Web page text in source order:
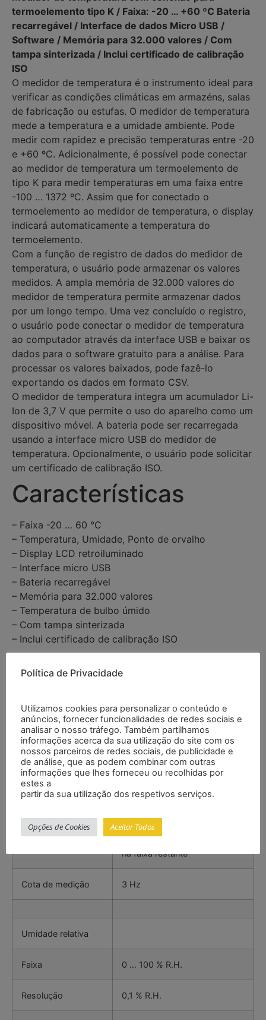
termoelemento tipo K / Faixa: -20 … +60 ºC Bateria
recarregável / Interface de dados Micro USB /
Software / Memória para 32.000 valores / Com
tampa sinterizada / Inclui certificado de calibração
ISO
O medidor de temperatura é o instrumento ideal para
verificar as condições climáticas em armazéns, salas
de fabricação ou estufas. O medidor de temperatura
mede a temperatura e a umidade ambiente. Pode
medir com rapidez e precisão temperaturas entre -20
e +60 ºC. Adicionalmente, é possível pode conectar
ao medidor de temperatura um termoelemento de
tipo K para medir temperaturas em uma faixa entre
-100 … 1372 ºC. Assim que for conectado o
termoelemento ao medidor de temperatura, o display
indicará automaticamente a temperatura do
termoelemento.
Com a função de registro de dados do medidor de
temperatura, o usuário pode armazenar os valores
medidos. A ampla memória de 32.000 valores do
medidor de temperatura permite armazenar dados
por um longo tempo. Uma vez concluído o registro,
o usuário pode conectar o medidor de temperatura
ao computador através da interface USB e baixar os
dados para o software gratuito para a análise. Para
processar os valores baixados, pode fazê-lo
exportando os dados em formato CSV.
O medidor de temperatura integra um acumulador Li-
Ion de 3,7 V que permite o uso do aparelho como um
dispositivo móvel. A bateria pode ser recarregada
usando a interface micro USB do medidor de
temperatura. Opcionalmente, o usuário pode solicitar
um certificado de calibração ISO.
Características
– Faixa -20 … 60 °C
– Temperatura, Umidade, Ponto de orvalho
– Display LCD retroiluminado
– Interface micro USB
– Bateria recarregável
– Memória para 32.000 valores
– Temperatura de bulbo úmido
– Com tampa sinterizada
– Inclui certificado de calibração ISO
Especificações
Temperatura do ar
Faixa -20 … 60 °C（-4 … 140 °F）
Resolução 0,01 °C / °F
Precisão
±0,5 °C @ 0 … 45 °C, ±1,0 °C
na faixa restante
Cota de medição 3 Hz
Umidade relativa
Faixa 0 … 100 % R.H.
Resolução 0,1 % R.H.
Política de Privacidade
Utilizamos cookies para personalizar o conteúdo e
anúncios, fornecer funcionalidades de redes sociais e
analisar o nosso tráfego. Também partilhamos
informações acerca da sua utilização do site com os
nossos parceiros de redes sociais, de publicidade e
de análise, que as podem combinar com outras
informações que lhes forneceu ou recolhidas por
estes a
partir da sua utilização dos respetivos serviços.
Opções de Cookies Aceitar Todos